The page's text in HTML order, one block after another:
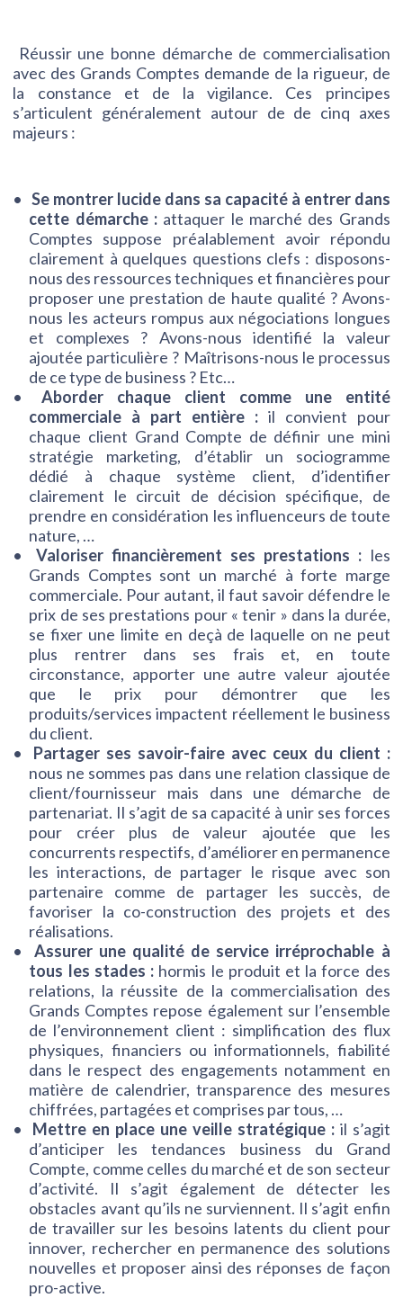
Réussir une bonne démarche de commercialisation
avec des Grands Comptes demande de la rigueur, de
la constance et de la vigilance. Ces principes
s’articulent généralement autour de de cinq axes
majeurs :
Se montrer lucide dans sa capacité à entrer dans
cette démarche : attaquer le marché des Grands
Comptes suppose préalablement avoir répondu
clairement à quelques questions clefs : disposons-
nous des ressources techniques et financières pour
proposer une prestation de haute qualité ? Avons-
nous les acteurs rompus aux négociations longues
et complexes ? Avons-nous identifié la valeur
ajoutée particulière ? Maîtrisons-nous le processus
de ce type de business ? Etc…
Aborder chaque client comme une entité
commerciale à part entière :il convient pour
chaque client Grand Compte de définir une mini
stratégie marketing, d’établir un sociogramme
dédié à chaque système client, d’identifier
clairement le circuit de décision spécifique, de
prendre en considération les influenceurs de toute
nature, …
Valoriser financièrement ses prestations : les
Grands Comptes sont un marché à forte marge
commerciale. Pour autant, il faut savoir défendre le
prix de ses prestations pour « tenir » dans la durée,
se fixer une limite en deçà de laquelle on ne peut
plus rentrer dans ses frais et, en toute
circonstance, apporter une autre valeur ajoutée
que le prix pour démontrer que les
produits/services impactent réellement le business
du client.
Partager ses savoir-faire avec ceux du client :
nous ne sommes pas dans une relation classique de
client/fournisseur mais dans une démarche de
partenariat. Il s’agit de sa capacité à unir ses forces
pour créer plus de valeur ajoutée que les
concurrents respectifs, d’améliorer en permanence
les interactions, de partager le risque avec son
partenaire comme de partager les succès, de
favoriser la co-construction des projets et des
réalisations.
Assurer une qualité de service irréprochable à
tous les stades : hormis le produit et la force des
relations, la réussite de la commercialisation des
Grands Comptes repose également sur l’ensemble
de l’environnement client : simplification des flux
physiques, financiers ou informationnels, fiabilité
dans le respect des engagements notamment en
matière de calendrier, transparence des mesures
chiffrées, partagées et comprises par tous, …
Mettre en place une veille stratégique :il s’agit
d’anticiper les tendances business du Grand
Compte, comme celles du marché et de son secteur
d’activité. Il s’agit également de détecter les
obstacles avant qu’ils ne surviennent. Il s’agit enfin
de travailler sur les besoins latents du client pour
innover, rechercher en permanence des solutions
nouvelles et proposer ainsi des réponses de façon
pro-active.